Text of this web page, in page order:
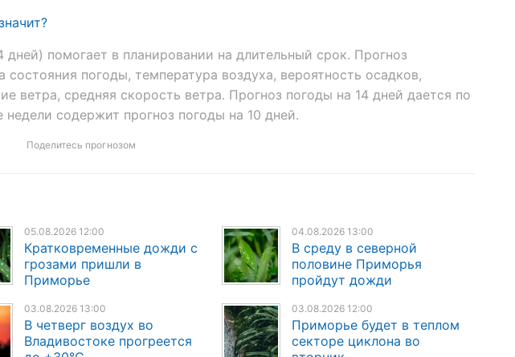
помогает в планировании на длительный срок. Прогноз
погоды, температура воздуха, вероятность осадков,
ветра, средняя скорость ветра. Прогноз погоды на 14 дней дается по
содержит прогноз погоды на 10 дней.
Поделитесь прогнозом
05.08.2026 12:00
Кратковременные дожди с
грозами пришли в
Приморье
04.08.2026 13:00
В среду в северной
половине Приморья
пройдут дожди
03.08.2026 13:00
В четверг воздух во
Владивостоке прогреется
03.08.2026 12:00
Приморье будет в теплом
секторе циклона во